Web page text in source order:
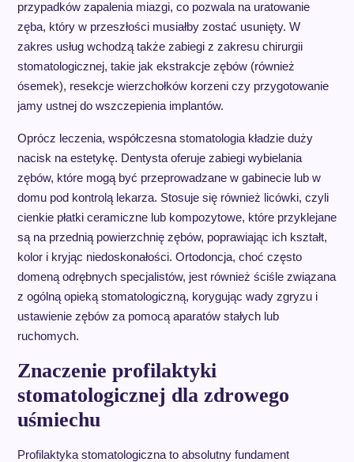
przypadków zapalenia miazgi, co pozwala na uratowanie
zęba, który w przeszłości musiałby zostać usunięty. W
zakres usług wchodzą także zabiegi z zakresu chirurgii
stomatologicznej, takie jak ekstrakcje zębów (również
ósemek), resekcje wierzchołków korzeni czy przygotowanie
jamy ustnej do wszczepienia implantów.
Oprócz leczenia, współczesna stomatologia kładzie duży
nacisk na estetykę. Dentysta oferuje zabiegi wybielania
zębów, które mogą być przeprowadzane w gabinecie lub w
domu pod kontrolą lekarza. Stosuje się również licówki, czyli
cienkie płatki ceramiczne lub kompozytowe, które przyklejane
są na przednią powierzchnię zębów, poprawiając ich kształt,
kolor i kryjąc niedoskonałości. Ortodoncja, choć często
domeną odrębnych specjalistów, jest również ściśle związana
z ogólną opieką stomatologiczną, korygując wady zgryzu i
ustawienie zębów za pomocą aparatów stałych lub
ruchomych.
Znaczenie profilaktyki
stomatologicznej dla zdrowego
uśmiechu
Profilaktyka stomatologiczna to absolutny fundament